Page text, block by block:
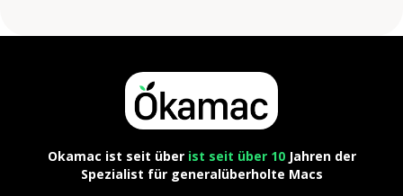
Okamac ist seit über ist seit über 10 Jahren der
Spezialist für generalüberholte Macs